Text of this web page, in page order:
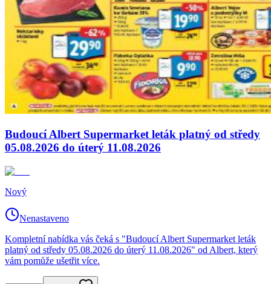
Budoucí Albert Supermarket leták platný od středy
05.08.2026 do úterý 11.08.2026
Nový
Nenastaveno
Kompletní nabídka vás čeká s "Budoucí Albert Supermarket leták
platný od středy 05.08.2026 do úterý 11.08.2026" od Albert, který
vám pomůže ušetřit více.